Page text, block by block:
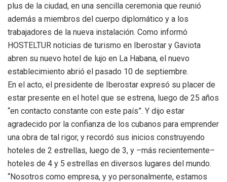
plus de la ciudad, en una sencilla ceremonia que reunió
además a miembros del cuerpo diplomático y a los
trabajadores de la nueva instalación. Como informó
HOSTELTUR noticias de turismo en Iberostar y Gaviota
abren su nuevo hotel de lujo en La Habana, el nuevo
establecimiento abrió el pasado 10 de septiembre.
En el acto, el presidente de Iberostar expresó su placer de
estar presente en el hotel que se estrena, luego de 25 años
“en contacto constante con este país”. Y dijo estar
agradecido por la confianza de los cubanos para emprender
una obra de tal rigor, y recordó sus inicios construyendo
hoteles de 2 estrellas, luego de 3, y –más recientemente–
hoteles de 4 y 5 estrellas en diversos lugares del mundo.
“Nosotros como empresa, y yo personalmente, estamos